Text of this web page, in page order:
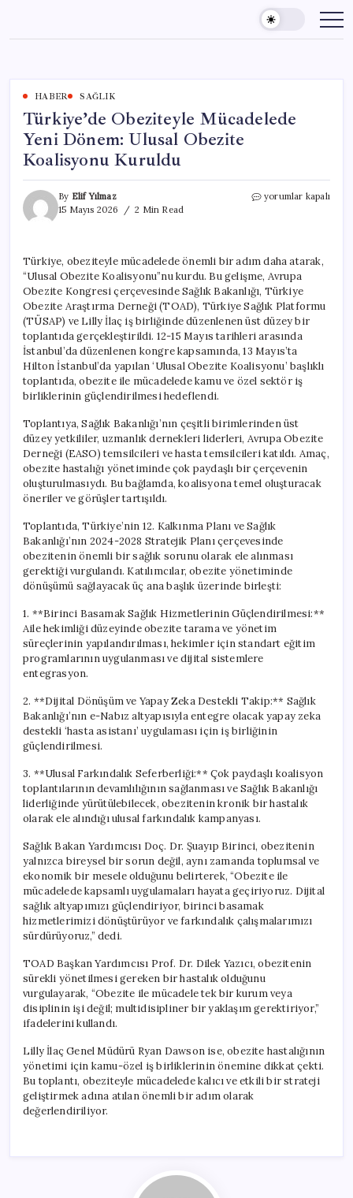
content
HABER SAĞLIK
Türkiye’de Obeziteyle Mücadelede
Yeni Dönem: Ulusal Obezite
Koalisyonu Kuruldu
By Elif Yılmaz
15 Mayıs 2026
2 Min Read
Türkiye’de
Ulusal
Obezite
Koalisyonu
Kuruldu
için
yorumlar kapalı
Türkiye, obeziteyle mücadelede önemli bir adım daha atarak,
“Ulusal Obezite Koalisyonu”nu kurdu. Bu gelişme, Avrupa
Obezite Kongresi çerçevesinde Sağlık Bakanlığı, Türkiye
Obezite Araştırma Derneği (TOAD), Türkiye Sağlık Platformu
(TÜSAP) ve Lilly İlaç iş birliğinde düzenlenen üst düzey bir
toplantıda gerçekleştirildi. 12-15 Mayıs tarihleri arasında
İstanbul’da düzenlenen kongre kapsamında, 13 Mayıs’ta
Hilton İstanbul’da yapılan ‘Ulusal Obezite Koalisyonu’ başlıklı
toplantıda, obezite ile mücadelede kamu ve özel sektör iş
birliklerinin güçlendirilmesi hedeflendi.
Toplantıya, Sağlık Bakanlığı’nın çeşitli birimlerinden üst
düzey yetkililer, uzmanlık dernekleri liderleri, Avrupa Obezite
Derneği (EASO) temsilcileri ve hasta temsilcileri katıldı. Amaç,
obezite hastalığı yönetiminde çok paydaşlı bir çerçevenin
oluşturulmasıydı. Bu bağlamda, koalisyona temel oluşturacak
öneriler ve görüşler tartışıldı.
Toplantıda, Türkiye’nin 12. Kalkınma Planı ve Sağlık
Bakanlığı’nın 2024-2028 Stratejik Planı çerçevesinde
obezitenin önemli bir sağlık sorunu olarak ele alınması
gerektiği vurgulandı. Katılımcılar, obezite yönetiminde
dönüşümü sağlayacak üç ana başlık üzerinde birleşti:
1. **Birinci Basamak Sağlık Hizmetlerinin Güçlendirilmesi:**
Aile hekimliği düzeyinde obezite tarama ve yönetim
süreçlerinin yapılandırılması, hekimler için standart eğitim
programlarının uygulanması ve dijital sistemlere
entegrasyon.
2. **Dijital Dönüşüm ve Yapay Zeka Destekli Takip:** Sağlık
Bakanlığı’nın e-Nabız altyapısıyla entegre olacak yapay zeka
destekli ‘hasta asistanı’ uygulaması için iş birliğinin
güçlendirilmesi.
3. **Ulusal Farkındalık Seferberliği:** Çok paydaşlı koalisyon
toplantılarının devamlılığının sağlanması ve Sağlık Bakanlığı
liderliğinde yürütülebilecek, obezitenin kronik bir hastalık
olarak ele alındığı ulusal farkındalık kampanyası.
Sağlık Bakan Yardımcısı Doç. Dr. Şuayıp Birinci, obezitenin
yalnızca bireysel bir sorun değil, aynı zamanda toplumsal ve
ekonomik bir mesele olduğunu belirterek, “Obezite ile
mücadelede kapsamlı uygulamaları hayata geçiriyoruz. Dijital
sağlık altyapımızı güçlendiriyor, birinci basamak
hizmetlerimizi dönüştürüyor ve farkındalık çalışmalarımızı
sürdürüyoruz,” dedi.
TOAD Başkan Yardımcısı Prof. Dr. Dilek Yazıcı, obezitenin
sürekli yönetilmesi gereken bir hastalık olduğunu
vurgulayarak, “Obezite ile mücadele tek bir kurum veya
disiplinin işi değil; multidisipliner bir yaklaşım gerektiriyor,”
ifadelerini kullandı.
Lilly İlaç Genel Müdürü Ryan Dawson ise, obezite hastalığının
yönetimi için kamu-özel iş birliklerinin önemine dikkat çekti.
Bu toplantı, obeziteyle mücadelede kalıcı ve etkili bir strateji
geliştirmek adına atılan önemli bir adım olarak
değerlendiriliyor.